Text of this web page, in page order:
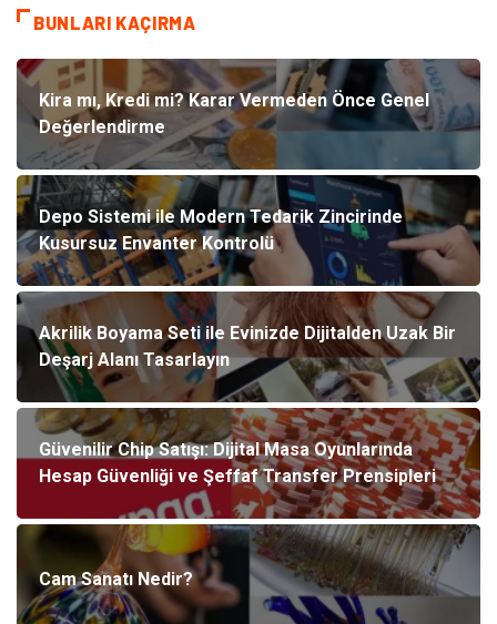
BUNLARI KAÇIRMA
Kira mı, Kredi mi? Karar Vermeden Önce Genel
Değerlendirme
Depo Sistemi ile Modern Tedarik Zincirinde
Kusursuz Envanter Kontrolü
Akrilik Boyama Seti ile Evinizde Dijitalden Uzak Bir
Deşarj Alanı Tasarlayın
Güvenilir Chip Satışı: Dijital Masa Oyunlarında
Hesap Güvenliği ve Şeffaf Transfer Prensipleri
Cam Sanatı Nedir?